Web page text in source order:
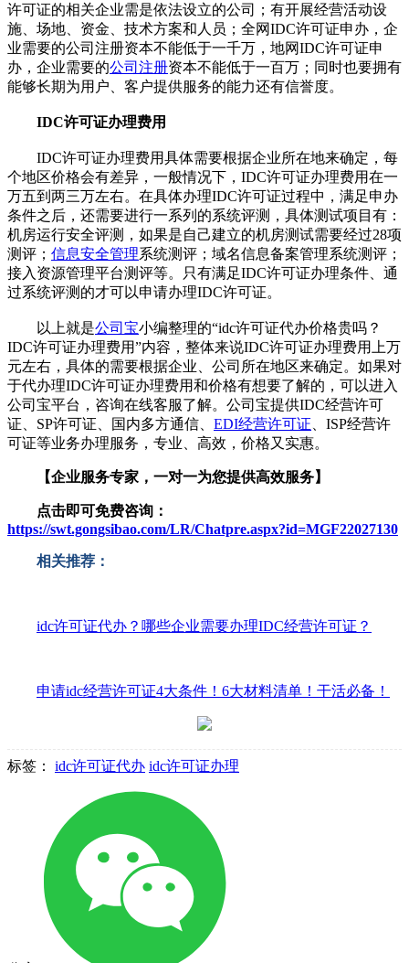
许可证的相关企业需是依法设立的公司；有开展经营活动设
施、场地、资金、技术方案和人员；全网IDC许可证申办，企
业需要的公司注册资本不能低于一千万，地网IDC许可证申
办，企业需要的公司注册资本不能低于一百万；同时也要拥有
能够长期为用户、客户提供服务的能力还有信誉度。
IDC许可证办理费用
IDC许可证办理费用具体需要根据企业所在地来确定，每
个地区价格会有差异，一般情况下，IDC许可证办理费用在一
万五到两三万左右。在具体办理IDC许可证过程中，满足申办
条件之后，还需要进行一系列的系统评测，具体测试项目有：
机房运行安全评测，如果是自己建立的机房测试需要经过28项
测评； 信息安全管理系统测评；域名信息备案管理系统测评；
接入资源管理平台测评等。只有满足IDC许可证办理条件、通
过系统评测的才可以申请办理IDC许可证。
以上就是公司宝小编整理的“idc许可证代办价格贵吗？
IDC许可证办理费用”内容，整体来说IDC许可证办理费用上万
元左右，具体的需要根据企业、公司所在地区来确定。如果对
于代办理IDC许可证办理费用和价格有想要了解的，可以进入
公司宝平台，咨询在线客服了解。公司宝提供IDC经营许可
证、SP许可证、国内多方通信、 EDI经营许可证 、ISP经营许
可证等业务办理服务，专业、高效，价格又实惠。
【企业服务专家，一对一为您提供高效服务】
点击即可免费咨询：
https://swt.gongsibao.com/LR/Chatpre.aspx?id=MGF22027130
相关推荐：
idc许可证代办？哪些企业需要办理IDC经营许可证？
申请idc经营许可证4大条件！6大材料清单！干活必备！
标签： idc许可证代办 idc许可证办理